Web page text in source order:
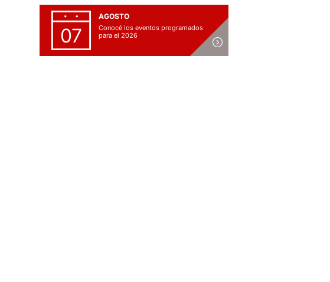
07
AGOSTO
Conocé los eventos programados
para el 2026